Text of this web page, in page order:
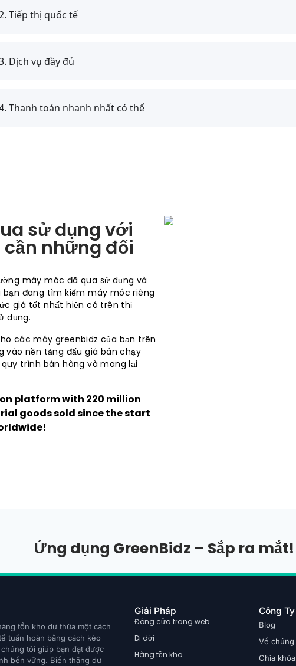
Tiếp thị quốc tế
Dịch vụ đầy đủ
Thanh toán nhanh nhất có thể
sử dụng với
những đối
máy móc đã qua sử dụng và
đang tìm kiếm máy móc riêng
giá tốt nhất hiện có trên thị
dụng.
các máy greenbidz của bạn trên
nền tảng đấu giá bán chạy
trình bán hàng và mang lại
platform with 220 million
goods sold since the start
Ứng dụng GreenBidz – Sắp ra mắt!
tồn kho dư thừa một cách
tuần hoàn bằng cách kéo
tôi giúp bạn đạt được
bền vững. Biến thặng dư
Giải Pháp
Đóng cửa trang web
Di dời
Hàng tồn kho
Công Ty
Blog
Về chúng
Chìa